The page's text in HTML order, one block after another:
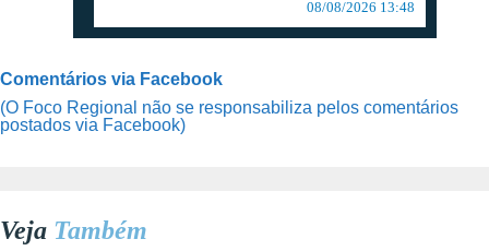
08/08/2026 13:48
Comentários via Facebook
(O Foco Regional não se responsabiliza pelos comentários
postados via Facebook)
Veja Também